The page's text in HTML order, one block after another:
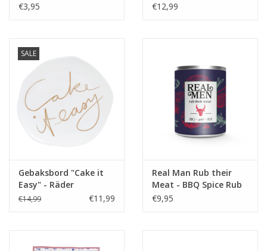
€3,95
€12,99
SALE
Gebaksbord "Cake it
Easy" - Räder
€14,99 €11,99
Real Man Rub their
Meat - BBQ Spice Rub
€9,95